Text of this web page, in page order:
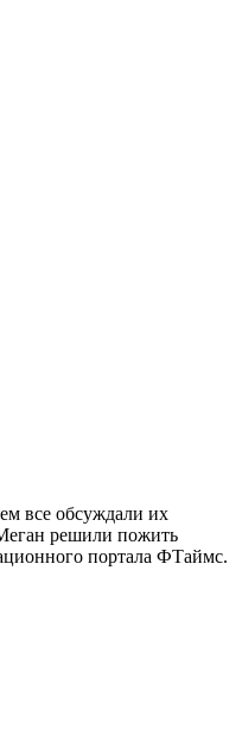
все обсуждали их
решили пожить
портала ФТаймс.